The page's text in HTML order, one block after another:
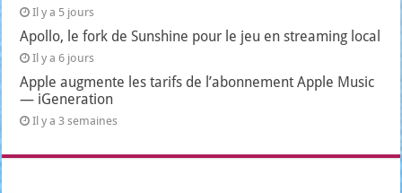
Il y a 5 jours
Apollo, le fork de Sunshine pour le jeu en streaming local
Il y a 6 jours
Apple augmente les tarifs de l’abonnement Apple Music
— iGeneration
Il y a 3 semaines